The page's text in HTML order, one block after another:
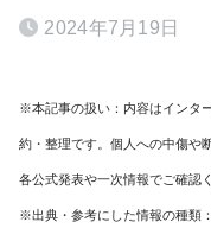
2024年7月19日
※本記事の扱い：内容はインタ
約・整理です。個人への中傷や
各公式発表や一次情報でご確認
※出典・参考にした情報の種類